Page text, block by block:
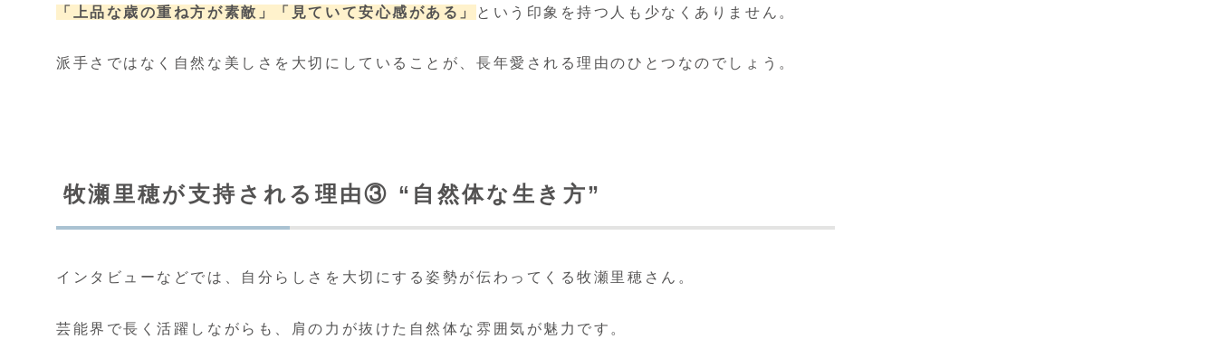
「上品な歳の重ね方が素敵」 「見ていて安心感がある」 という印象を持つ人も少なくありません。
派手さではなく自然な美しさを大切にしていることが、長年愛される理由のひとつなのでしょう。
牧瀬里穂が支持される理由③ “自然体な生き方”
インタビューなどでは、自分らしさを大切にする姿勢が伝わってくる牧瀬里穂さん。
芸能界で長く活躍しながらも、肩の力が抜けた自然体な雰囲気が魅力です。